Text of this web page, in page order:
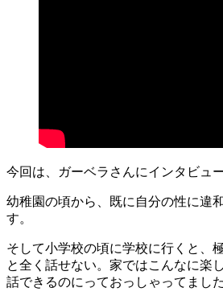
今回は、ガーベラさんにインタビュ
幼稚園の頃から、既に自分の性に違
す。
そして小学校の頃に学校に行くと、
と全く話せない。家ではこんなに楽
話できるのにっておっしゃってました